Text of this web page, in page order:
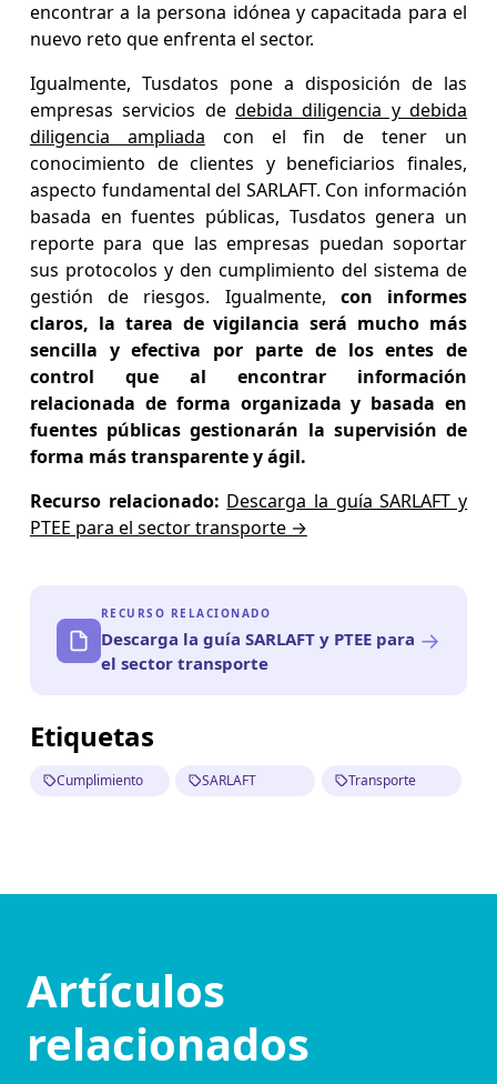
encontrar a la persona idónea y capacitada para el
nuevo reto que enfrenta el sector.
Igualmente, Tusdatos pone a disposición de las
empresas servicios de debida diligencia y debida
diligencia ampliada con el fin de tener un
conocimiento de clientes y beneficiarios finales,
aspecto fundamental del SARLAFT. Con información
basada en fuentes públicas, Tusdatos genera un
reporte para que las empresas puedan soportar
sus protocolos y den cumplimiento del sistema de
gestión de riesgos. Igualmente, con informes
claros, la tarea de vigilancia será mucho más
sencilla y efectiva por parte de los entes de
control que al encontrar información
relacionada de forma organizada y basada en
fuentes públicas gestionarán la supervisión de
forma más transparente y ágil.
Recurso relacionado: Descarga la guía SARLAFT y
PTEE para el sector transporte →
RECURSO RELACIONADO
Descarga la guía SARLAFT y PTEE para
el sector transporte
→
Etiquetas
Cumplimiento SARLAFT Transporte
Artículos
relacionados